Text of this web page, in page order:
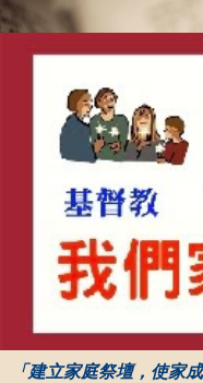
「建立家庭祭壇，使家